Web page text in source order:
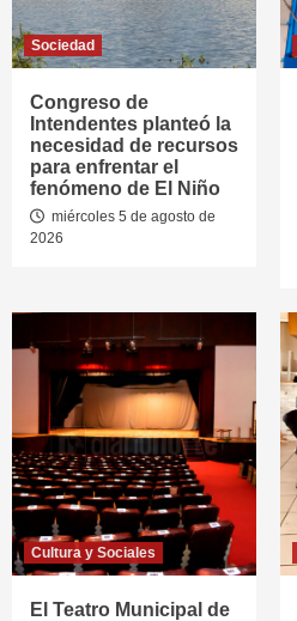
Sociedad
Congreso de
Intendentes planteó la
necesidad de recursos
para enfrentar el
fenómeno de El Niño
miércoles 5 de agosto de
2026
Cultura y Sociales
El Teatro Municipal de